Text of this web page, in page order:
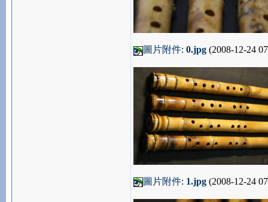
圖片附件:0.jpg (2008-12-24
圖片附件: 1.jpg (2008-12-24